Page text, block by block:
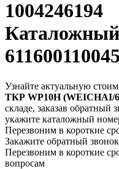
1004246194
611600110045
Узнайте актуальную
ТКР WP10H (WEICHAI/
складе, заказав обратный
укажите каталожный
Перезвоним в короткие
Закажите обратный звонок
Перезвоним в короткие
вопросам